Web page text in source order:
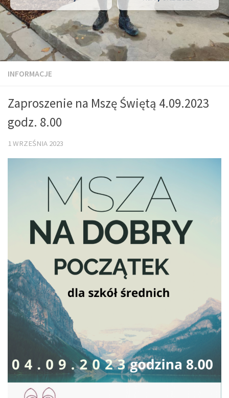
INFORMACJE
Zaproszenie na Mszę Świętą 4.09.2023
godz. 8.00
1 WRZEŚNIA 2023